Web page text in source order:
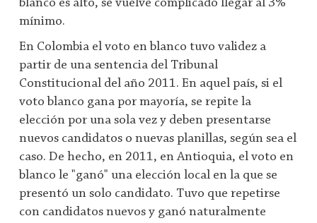
blanco es alto, se vuelve complicado llegar al 3%
mínimo.
En Colombia el voto en blanco tuvo validez a
partir de una sentencia del Tribunal
Constitucional del año 2011. En aquel país, si el
voto blanco gana por mayoría, se repite la
elección por una sola vez y deben presentarse
nuevos candidatos o nuevas planillas, según sea el
caso. De hecho, en 2011, en Antioquia, el voto en
blanco le "ganó" una elección local en la que se
presentó un solo candidato. Tuvo que repetirse
con candidatos nuevos y ganó naturalmente